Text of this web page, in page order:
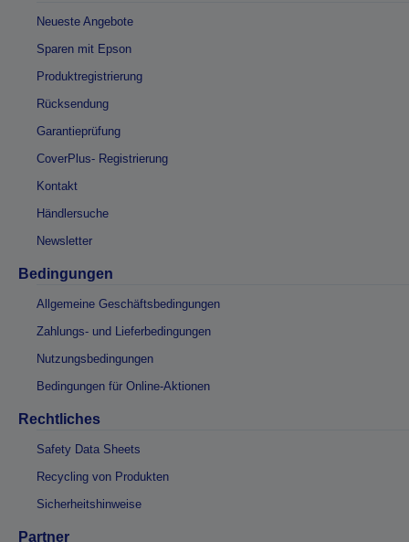
Neueste Angebote
Sparen mit Epson
Produktregistrierung
Rücksendung
Garantieprüfung
CoverPlus- Registrierung
Kontakt
Händlersuche
Newsletter
Bedingungen
Allgemeine Geschäftsbedingungen
Zahlungs- und Lieferbedingungen
Nutzungsbedingungen
Bedingungen für Online-Aktionen
Rechtliches
Safety Data Sheets
Recycling von Produkten
Sicherheitshinweise
Partner